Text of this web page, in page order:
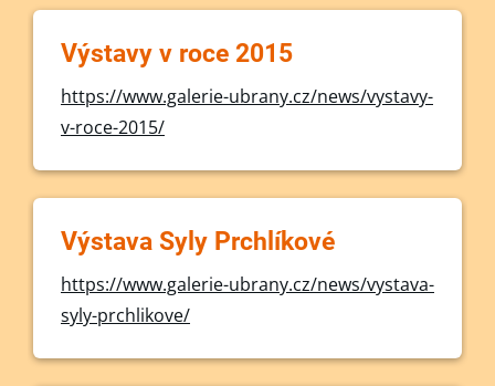
Výstavy v roce 2015
https://www.galerie-ubrany.cz/news/vystavy-
v-roce-2015/
Výstava Syly Prchlíkové
https://www.galerie-ubrany.cz/news/vystava-
syly-prchlikove/